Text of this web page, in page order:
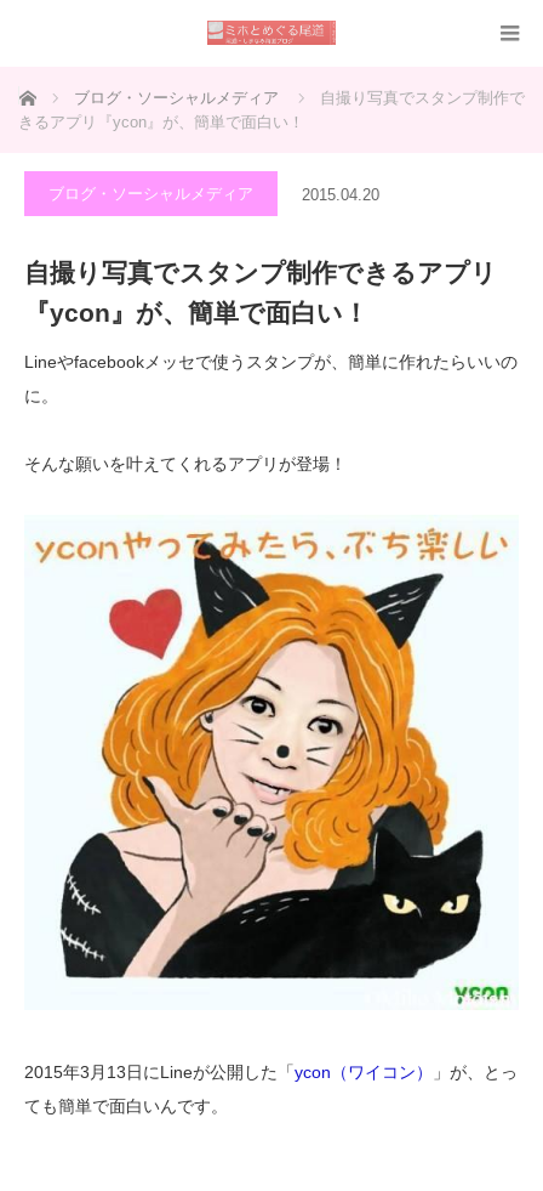
ホーム ブログ・ソーシャルメディア
自撮り写真でスタンプ制作で
きるアプリ『ycon』が、簡単で面白い！
ブログ・ソーシャルメディア 2015.04.20
自撮り写真でスタンプ制作できるアプリ
『ycon』が、簡単で面白い！
Lineやfacebookメッセで使うスタンプが、簡単に作れたらいいの
に。
そんな願いを叶えてくれるアプリが登場！
2015年3月13日にLineが公開した「ycon（ワイコン）
」が、とっ
ても簡単で面白いんです。